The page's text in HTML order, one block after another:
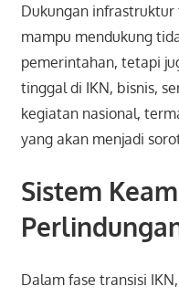
Dukungan
mampu mendukung
pemerintahan, tetapi
tinggal di IKN, bisnis,
kegiatan nasional,
yang akan menjadi
Sistem
Dalam fase transisi